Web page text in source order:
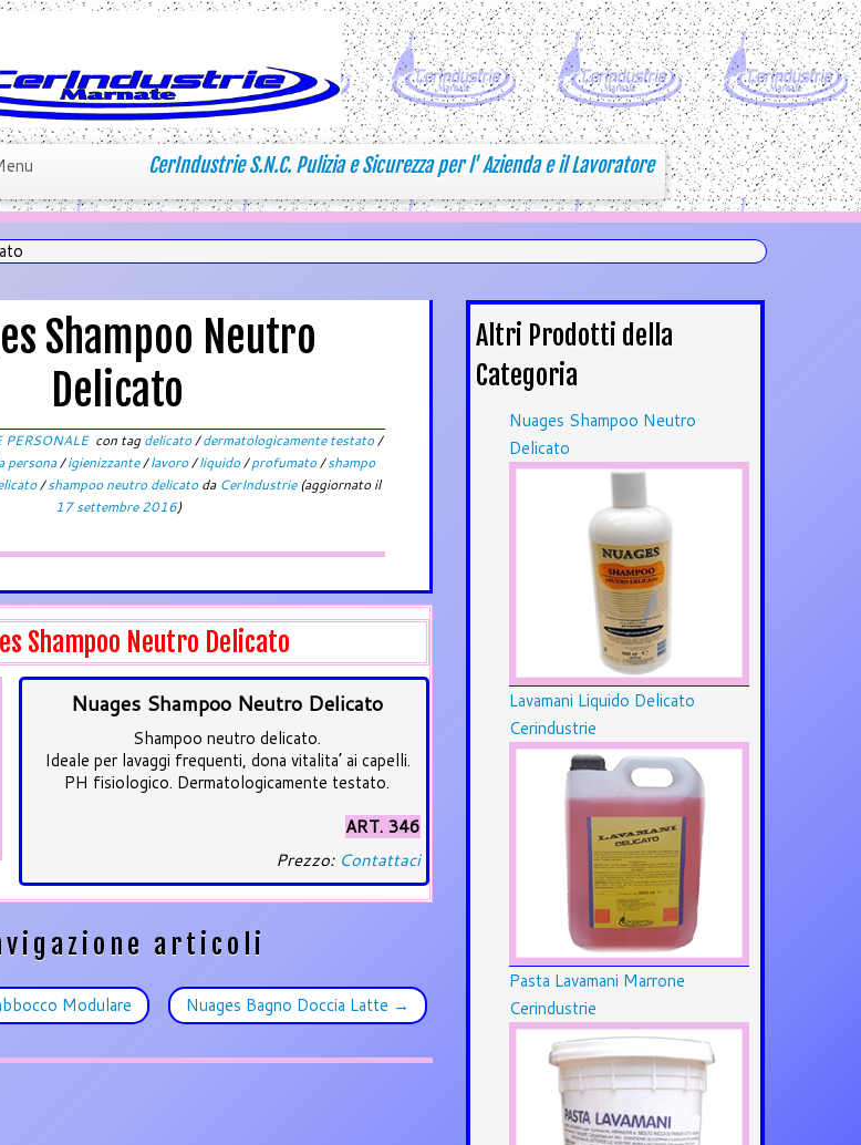
CerIndustrie S.N.C. Pulizia e Sicurezza per l' Azienda e il Lavoratore
Shampoo Neutro
Delicato
PERSONALE con tagdelicato/dermatologicamente testato/
persona/igienizzante/lavoro/liquido/profumato/shampo
/shampoo neutro delicatoda CerIndustrie(aggiornato il
17 settembre 2016)
Shampoo Neutro Delicato
Nuages Shampoo Neutro Delicato
Shampoo neutro delicato.
Ideale per lavaggi frequenti, dona vitalita’ ai capelli.
PH fisiologico. Dermatologicamente testato.
ART. 346
Prezzo: Contattaci
articoli
Nuages Bagno Doccia Latte →
Modulare
Altri Prodotti della
Categoria
Nuages Shampoo Neutro
Delicato
Lavamani Liquido Delicato
Cerindustrie
Pasta Lavamani Marrone
Cerindustrie